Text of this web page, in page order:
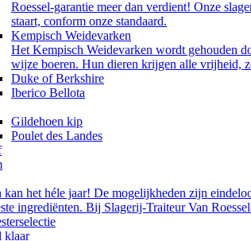
Roessel-garantie meer dan verdient! Onze
staart, conform onze standaard.
Kempisch Weidevarken
Het Kempisch Weidevarken wordt gehouden
wijze boeren. Hun dieren krijgen alle vrijheid,
Duke of Berkshire
Iberico Bellota
Gildehoen kip
Poulet des Landes
kan het héle jaar! De mogelijkheden zijn
ingrediënten. Bij Slagerij-Traiteur Van
klaar